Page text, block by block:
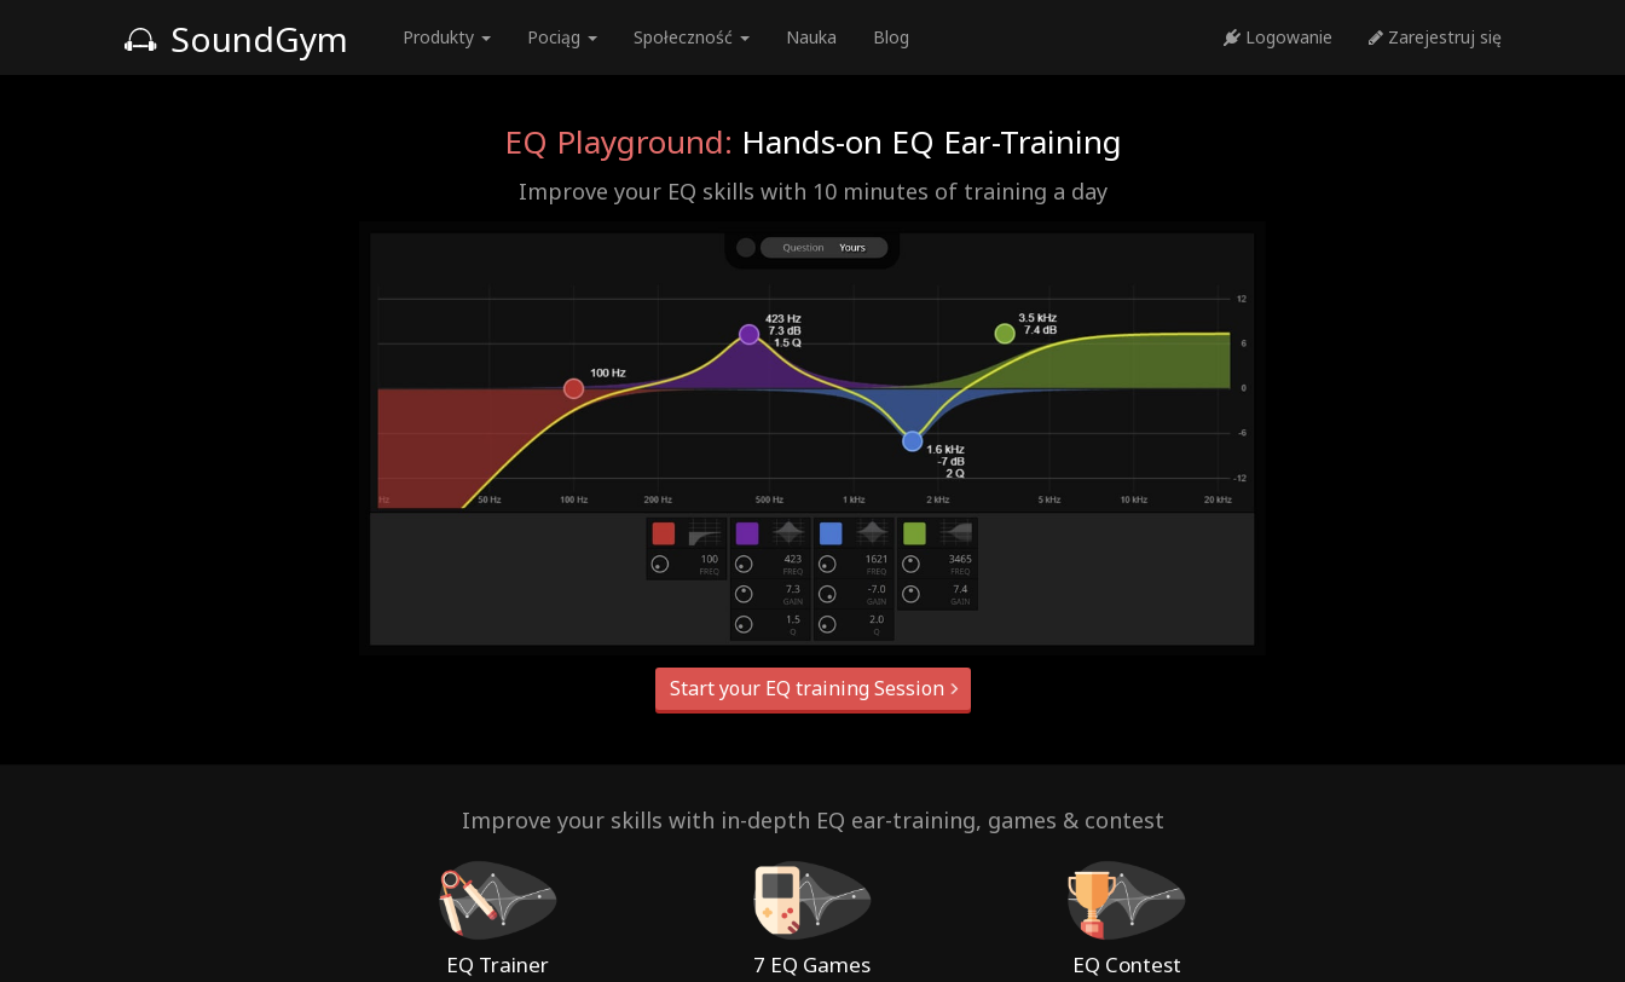
SoundGym Produkty Pociąg Społeczność Nauka Blog Logowanie Zarejestruj się
EQ Playground: Hands-on EQ Ear-Training
Improve your EQ skills with 10 minutes of training a day
Start your EQ training Session
Improve your skills with in-depth EQ ear-training, games & contest
EQ Trainer 7 EQ Games EQ Contest